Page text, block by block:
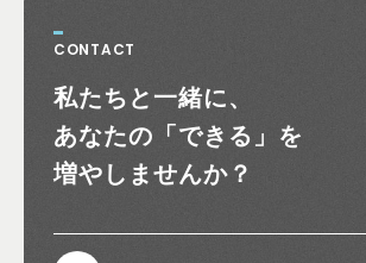
CONTACT
私たちと一緒に、
あなたの 「できる」を
増やしませんか？